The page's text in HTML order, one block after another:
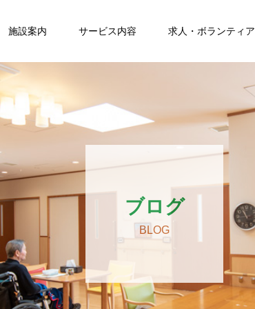
施設案内 サービス内容 求人・ボランティア
ブログ
BLOG